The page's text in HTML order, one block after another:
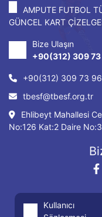
AMPUTE FUTBOL
GÜNCEL KART
Bize Ulaşın
+90(312) 309 73
+90(312) 309 73 96
tbesf@tbesf.org.tr
Ehlibeyt Mahallesi
No:126 Kat:2 Daire
Kullanıcı